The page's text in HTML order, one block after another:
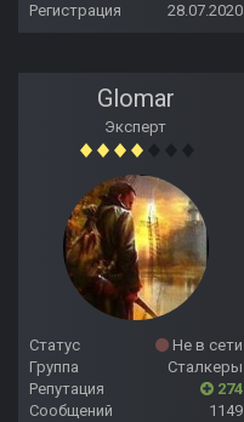
Регистрация
28.07.2020
Glomar
Эксперт
Статус
Не в сети
Группа
Сталкеры
Репутация
274
Сообщений
1149